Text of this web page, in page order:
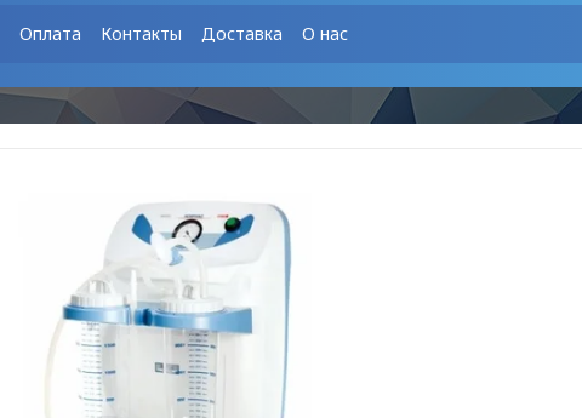
Оплата Контакты Доставка О нас